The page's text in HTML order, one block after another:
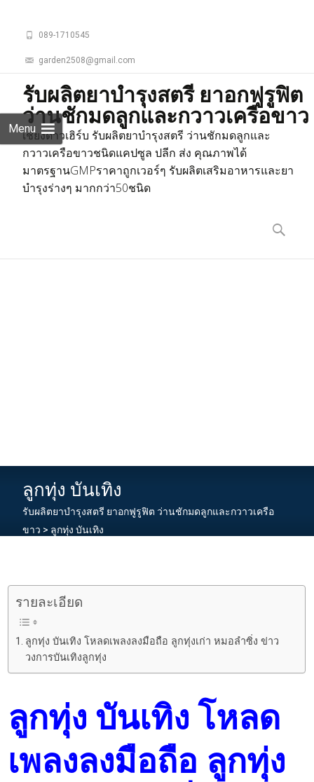
089-1710545
garden2508@gmail.com
รับผลิตยาบำรุงสตรี ยาอกฟูรูฟิต
ว่านชักมดลูกและกวาวเครือขาว
เชียงดาวเฮิร์บ รับผลิตยาบำรุงสตรี ว่านชักมดลูกและ
กวาวเครือขาวชนิดแคปซูล ปลีก ส่ง คุณภาพได้
มาตรฐานGMPราคาถูกเวอร์ๆ รับผลิตเสริมอาหารและยา
บำรุงร่างๆ มากกว่า50ชนิด
Menu
to
content
ค้นหา
สำหรับ:
ลูกทุ่ง บันเทิง
รับผลิตยาบำรุงสตรี ยาอกฟูรูฟิต ว่านชักมดลูกและกวาวเครือ
ขาว > ลูกทุ่ง บันเทิง
รายละเอียด
ลูกทุ่ง บันเทิง โหลดเพลงลงมือถือ ลูกทุ่งเก่า หมอลำซิ่ง ข่าว
วงการบันเทิงลูกทุ่ง
ลูกทุ่ง บันเทิง โหลด
เพลงลงมือถือ ลูกทุ่ง